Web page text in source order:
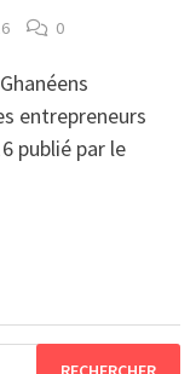
0
entrepreneurs
publié par le